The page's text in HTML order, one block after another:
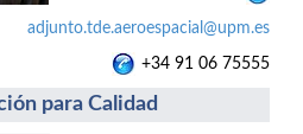
adjunto.tde.aeroespacial@upm.es
+34 91 06 75555
para Calidad